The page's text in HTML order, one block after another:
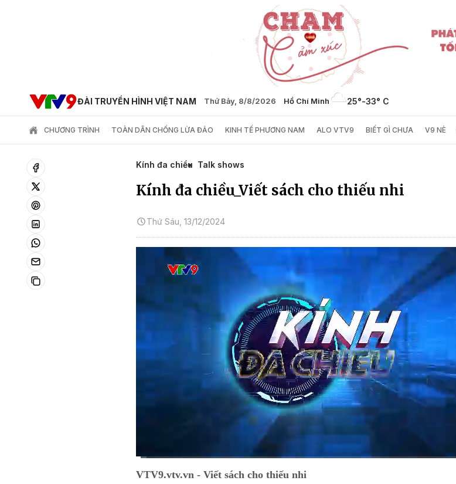
ĐÀI TRUYỀN HÌNH VIỆT NAM Thứ Bảy, 8/8/2026 Hồ Chí Minh 25°-33° C
CHƯƠNG TRÌNH TOÀN DÂN CHỐNG LỪA ĐẢO KINH TẾ PHƯƠNG NAM ALO VTV9 BIẾT GÌ CHƯA V9 NÈ
Kính đa chiều Talk shows
Kính đa chiều_Viết sách cho thiếu nhi
Thứ Sáu, 13/12/2024
VTV9.vtv.vn - Viết sách cho thiếu nhi